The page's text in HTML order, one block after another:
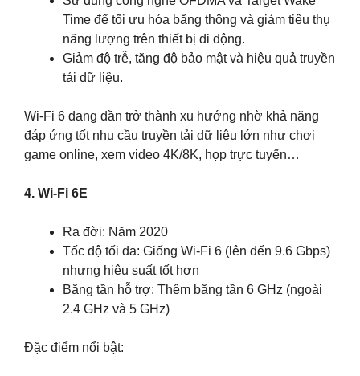
Time để tối ưu hóa băng thông và giảm tiêu thụ
năng lượng trên thiết bị di động.
Giảm độ trễ, tăng độ bảo mật và hiệu quả truyền
tải dữ liệu.
Wi-Fi 6 đang dần trở thành xu hướng nhờ khả năng
đáp ứng tốt nhu cầu truyền tải dữ liệu lớn như chơi
game online, xem video 4K/8K, họp trực tuyến…
4. Wi-Fi 6E
Ra đời: Năm 2020
Tốc độ tối đa: Giống Wi-Fi 6 (lên đến 9.6 Gbps)
nhưng hiệu suất tốt hơn
Băng tần hỗ trợ: Thêm băng tần 6 GHz (ngoài
2.4 GHz và 5 GHz)
Đặc điểm nổi bật: